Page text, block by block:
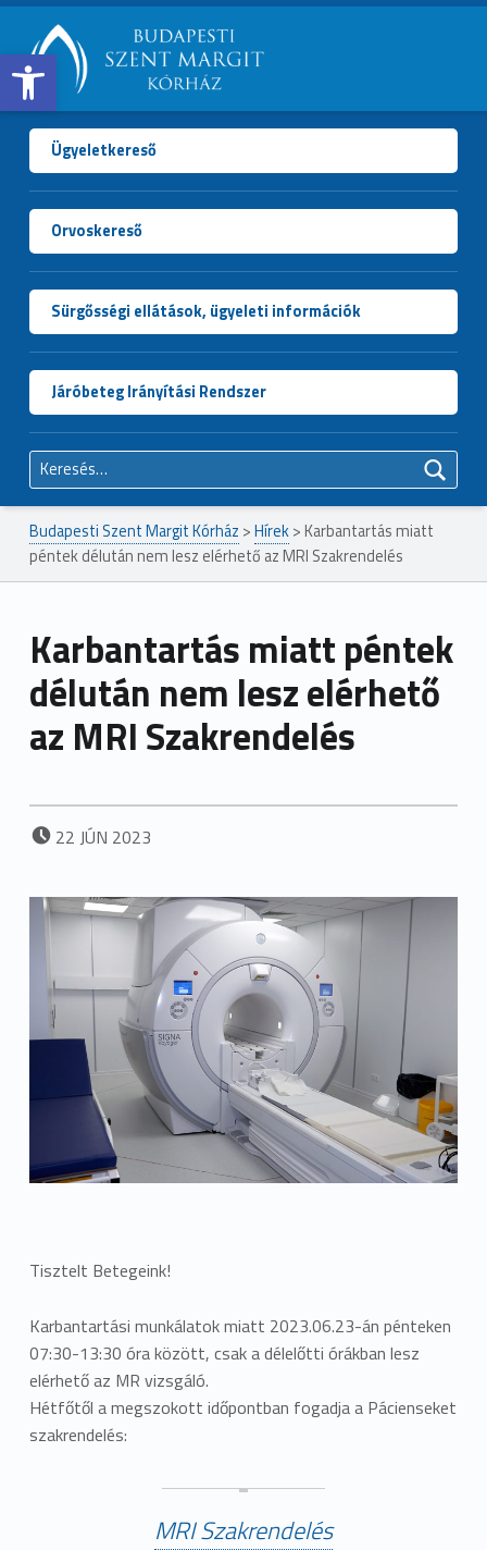
Open toolbar
BUDAPESTI
SZENT
MARGIT
KÓRHÁZ
Ügyeletkereső
Orvoskereső
Sürgősségi ellátások, ügyeleti információk
Járóbeteg Irányítási Rendszer
Keresés:
Budapesti Szent Margit Kórház >Hírek> Karbantartás miatt
péntek délután nem lesz elérhető az MRI Szakrendelés
Karbantartás miatt péntek
délután nem lesz elérhető
az MRI Szakrendelés
POSTED ON:
22 JÚN 2023
Tisztelt Betegeink!
Karbantartási munkálatok miatt 2023.06.23-án pénteken
07:30-13:30 óra között, csak a délelőtti órákban lesz
elérhető az MR vizsgáló.
Hétfőtől a megszokott időpontban fogadja a Pácienseket
szakrendelés:
MRI Szakrendelés